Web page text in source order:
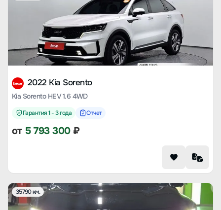
2022 Kia Sorento
Kia Sorento HEV 1.6 4WD
Гарантия 1 - 3 года Отчет
от 5 793 300₽
35790 км.